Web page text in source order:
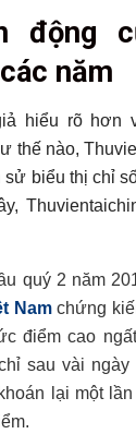
động
năm
hiểu rõ hơn
thế nào,
biểu thị chỉ
quý 2 năm
Namchứng
điểm cao
sau vài ngày
lại một